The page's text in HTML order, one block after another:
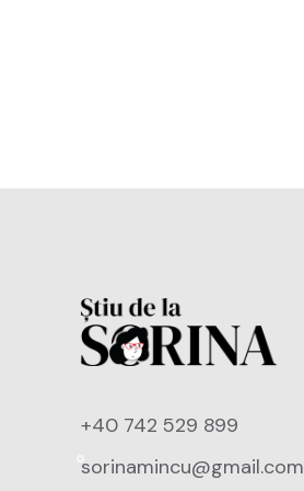
+40 742 529 899
sorinamincu@gmail.com